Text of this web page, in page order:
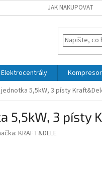
JAK NAKUPOVAT
Elektrocentrály
5,5kW, 3 písty
5,5kW, 3 písty
KRAFT&DELE